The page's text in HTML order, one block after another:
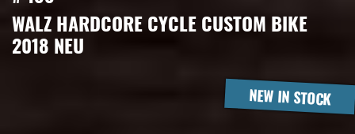
WALZ HARDCORE CYCLE CUSTOM BIKE
2018 NEU
NEW IN STOCK